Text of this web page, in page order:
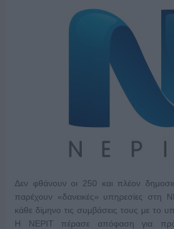
Δεν φθάνουν οι 250 και πλέον
παρέχουν «δανεικές» υπηρεσίες στη
κάθε δίμηνο τις συμβάσεις τους με το
Η ΝΕΡΙΤ πέρασε απόφαση για